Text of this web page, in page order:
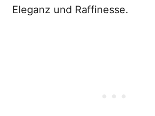
Eleganz und Raffinesse.